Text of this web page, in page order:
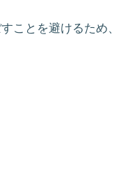
ことを避けるため、